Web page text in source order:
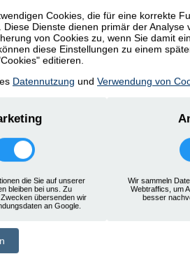
glatt, Typ 120, 1800 x 600 mm,
Rostauflagen, Typ 120, 1800 x 600 mm, Länge
Böden gelocht, Ø 24 mm, Typ 120, 1800 x 600
Cookies, die für eine korrekte
Dienste dienen primär der Analyse
von Cookies zu, wenn Sie damit
diese Einstellungen zu einem
editieren.
Datennutzung und Verwendung von
die Sie auf unserer
bleiben bei uns. Zu
übersenden wir
an Google.
Wir sammeln
Webtraffics, um
besser